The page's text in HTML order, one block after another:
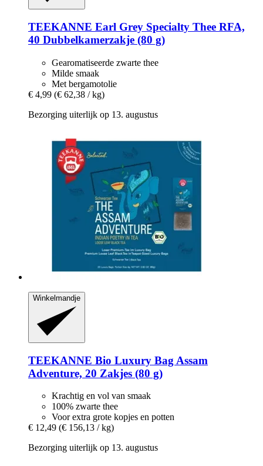
TEEKANNE Earl Grey Specialty Thee RFA,
40 Dubbelkamerzakje (80 g)
Gearomatiseerde zwarte thee
Milde smaak
Met bergamotolie
€ 4,99 (€ 62,38 / kg)
Bezorging uiterlijk op 13. augustus
Winkelmandje
TEEKANNE Bio Luxury Bag Assam
Adventure, 20 Zakjes (80 g)
Krachtig en vol van smaak
100% zwarte thee
Voor extra grote kopjes en potten
€ 12,49 (€ 156,13 / kg)
Bezorging uiterlijk op 13. augustus